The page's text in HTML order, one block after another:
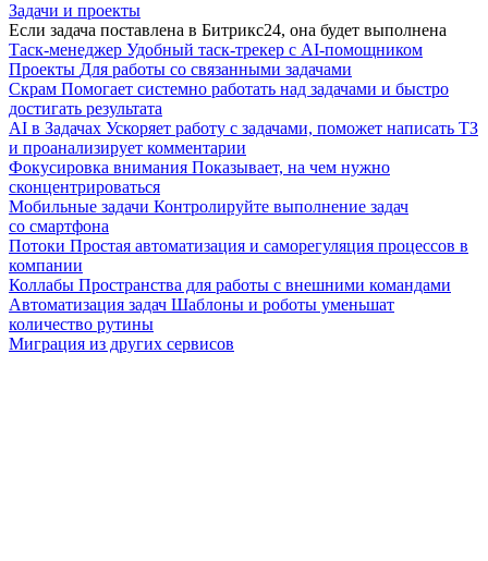
Задачи и проекты
Если задача поставлена в Битрикс24, она будет выполнена
Таск-менеджер Удобный таск-трекер с AI-помощником
Проекты Для работы со связанными задачами
Скрам Помогает системно работать над задачами и быстро
достигать результата
AI в Задачах Ускоряет работу с задачами, поможет написать ТЗ
и проанализирует комментарии
Фокусировка внимания Показывает, на чем нужно
сконцентрироваться
Мобильные задачи Контролируйте выполнение задач
со смартфона
Потоки Простая автоматизация и саморегуляция процессов в
компании
Коллабы Пространства для работы с внешними командами
Автоматизация задач Шаблоны и роботы уменьшат
количество рутины
Миграция из других сервисов